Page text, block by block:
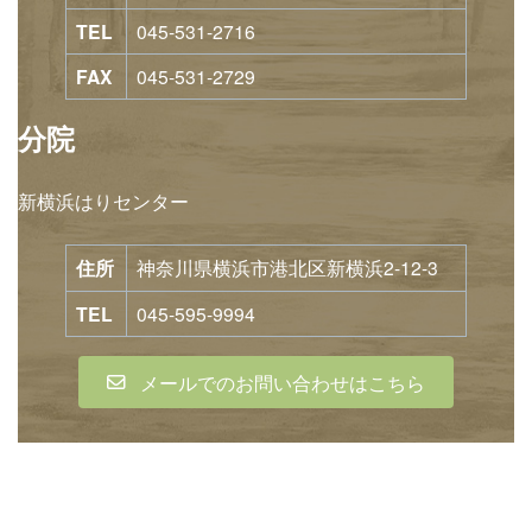
TEL 045-531-2716
FAX 045-531-2729
分院
新横浜はりセンター
住所 神奈川県横浜市港北区新横浜2-12-3
TEL 045-595-9994
メールでのお問い合わせはこちら